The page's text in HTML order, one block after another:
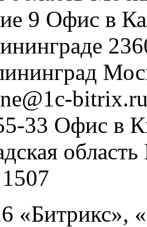
9 Офис в
33 Офис в
область
«Битрикс»,